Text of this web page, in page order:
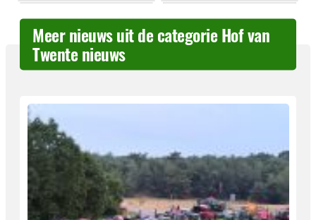
Meer nieuws uit de categorie Hof van
Twente nieuws